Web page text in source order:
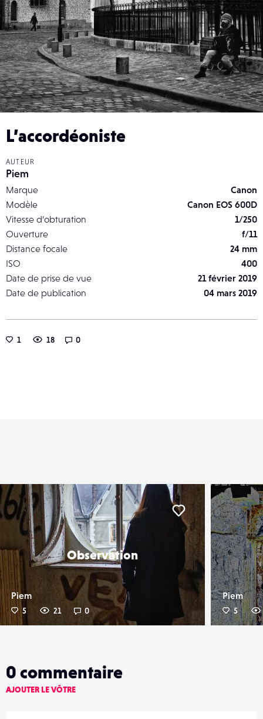
L’accordéoniste
AUTEUR
Piem
Marque
Canon
Modèle
Canon EOS 600D
Vitesse d’obturation
1/250
Ouverture
f/11
Distance focale
24 mm
ISO
400
Date de prise de vue
21 février 2019
Date de publication
04 mars 2019
1 18 0
Observation
Piem
5 21 0
Liker
Piem
5
0 commentaire
AJOUTER LE VÔTRE